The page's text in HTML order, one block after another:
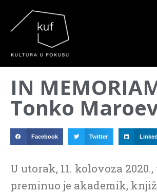
IN
Tonko
Facebook Twitter
U utorak, 11. kolovoza
preminuo je akademik,
▼
▼